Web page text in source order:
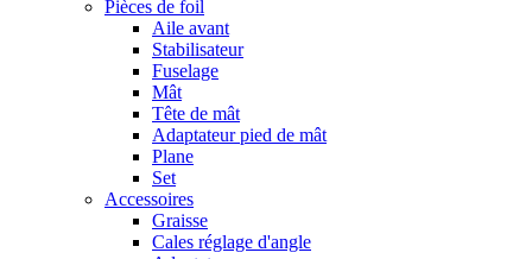
Pièces de foil
Aile avant
Stabilisateur
Fuselage
Mât
Tête de mât
Adaptateur pied de mât
Plane
Set
Accessoires
Graisse
Cales réglage d'angle